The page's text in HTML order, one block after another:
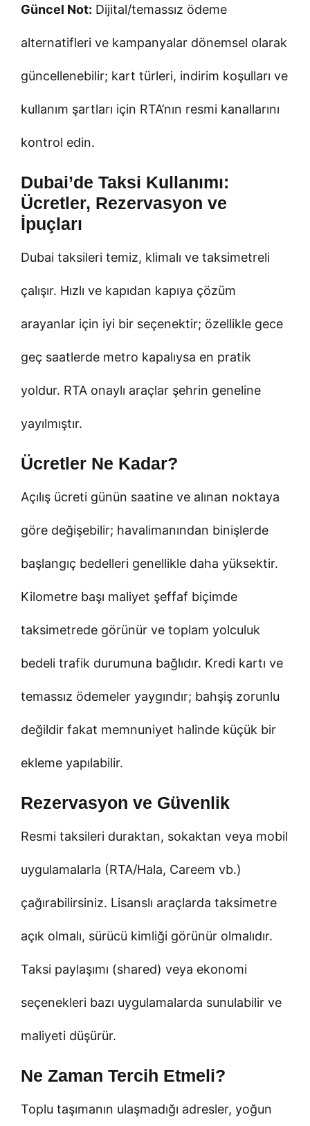
Güncel Not: Dijital/temassız ödeme
alternatifleri ve kampanyalar dönemsel olarak
güncellenebilir; kart türleri, indirim koşulları ve
kullanım şartları için RTA’nın resmi kanallarını
kontrol edin.
Dubai’de Taksi Kullanımı:
Ücretler, Rezervasyon ve
İpuçları
Dubai taksileri temiz, klimalı ve taksimetreli
çalışır. Hızlı ve kapıdan kapıya çözüm
arayanlar için iyi bir seçenektir; özellikle gece
geç saatlerde metro kapalıysa en pratik
yoldur. RTA onaylı araçlar şehrin geneline
yayılmıştır.
Ücretler Ne Kadar?
Açılış ücreti günün saatine ve alınan noktaya
göre değişebilir; havalimanından binişlerde
başlangıç bedelleri genellikle daha yüksektir.
Kilometre başı maliyet şeffaf biçimde
taksimetrede görünür ve toplam yolculuk
bedeli trafik durumuna bağlıdır. Kredi kartı ve
temassız ödemeler yaygındır; bahşiş zorunlu
değildir fakat memnuniyet halinde küçük bir
ekleme yapılabilir.
Rezervasyon ve Güvenlik
Resmi taksileri duraktan, sokaktan veya mobil
uygulamalarla (RTA/Hala, Careem vb.)
çağırabilirsiniz. Lisanslı araçlarda taksimetre
açık olmalı, sürücü kimliği görünür olmalıdır.
Taksi paylaşımı (shared) veya ekonomi
seçenekleri bazı uygulamalarda sunulabilir ve
maliyeti düşürür.
Ne Zaman Tercih Etmeli?
Toplu taşımanın ulaşmadığı adresler, yoğun